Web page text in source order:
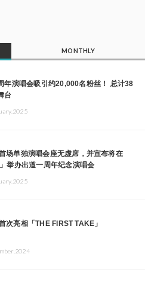
MONTHLY
年演唱会吸引约20,000名粉丝！ 总计38
台
场单独演唱会座无虚席，并宣布将在
举办出道一周年纪念演唱会
次亮相「THE FIRST TAKE」